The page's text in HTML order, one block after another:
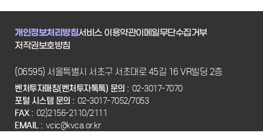
개인정보처리방침서비스 이용약관이메일무단수집거부
저작권보호방침
(06595) 서울특별시 서초구 서초대로 45길 16 VR빌딩 2층
벤처투자매칭(벤처투자톡톡) 문의 : 02-3017-7070
포털 시스템 문의 : 02-3017-7052/7053
FAX : 02)2156-2110/2111
EMAIL : vcic@kvca.or.kr